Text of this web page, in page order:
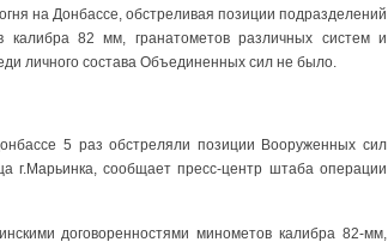
на Донбассе, обстреливая позиции подразделений
82 мм, гранатометов различных систем и
личного состава Объединенных сил не было.
5 раз обстреляли позиции Вооруженных сил
г.Марьинка, сообщает пресс-центр штаба операции
договоренностями минометов калибра 82-мм,